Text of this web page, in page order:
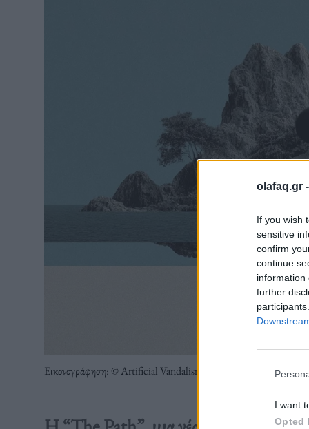
olafaq.gr -
If you wish
sensitive
confirm
continue
information
further
I want
Opted
Εικονογράφηση: © Artificial Vandalism